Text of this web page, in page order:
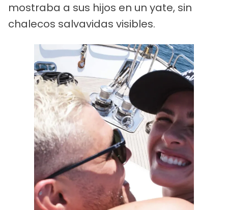
mostraba a sus hijos en un yate, sin
chalecos salvavidas visibles.